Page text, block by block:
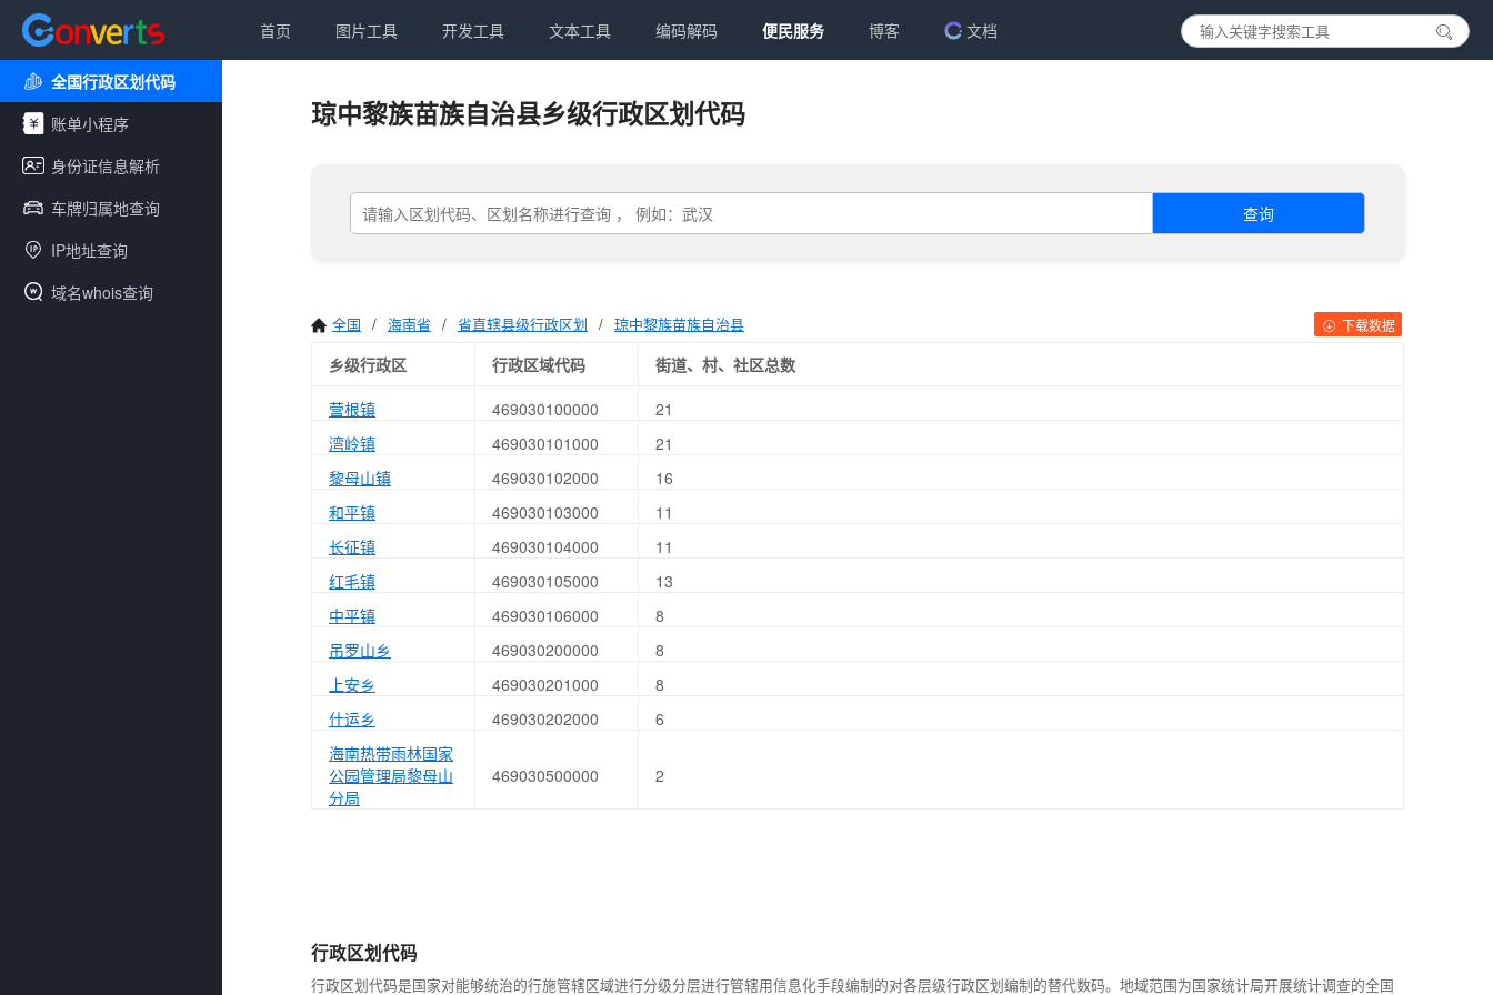
首页 图片工具 开发工具 文本工具 编码解码 便民服务 博客 文档
全国行政区划代码
账单小程序
身份证信息解析
车牌归属地查询
IP地址查询
域名whois查询
琼中黎族苗族自治县乡级行政区划代码
查询
全国 / 海南省 / 省直辖县级行政区划 / 琼中黎族苗族自治县 下载数据
乡级行政区 行政区域代码
街道、村、社区总数
营根镇
469030100000
21
湾岭镇
469030101000
21
黎母山镇
469030102000
16
和平镇
469030103000
11
长征镇
469030104000
11
红毛镇
469030105000
13
中平镇
469030106000
8
吊罗山乡
469030200000
8
上安乡
469030201000
8
什运乡
469030202000
6
海南热带雨林国家
公园管理局黎母山
分局
469030500000 2
行政区划代码
行政区划代码是国家对能够统治的行施管辖区域进行分级分层进行管辖用信息化手段编制的对各层级行政区划编制的替代数码。地域范围为国家统计局开展统计调查的全国